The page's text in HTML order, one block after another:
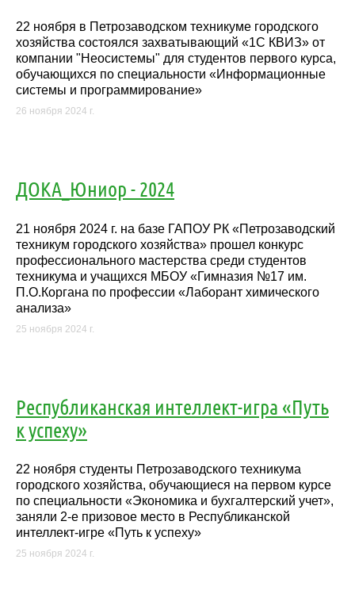
22 ноября в Петрозаводском техникуме городского
хозяйства состоялся захватывающий «1С КВИЗ» от
компании "Неосистемы" для студентов первого курса,
обучающихся по специальности «Информационные
системы и программирование»
26 ноября 2024 г.
ДОКА_Юниор - 2024
21 ноября 2024 г. на базе ГАПОУ РК «Петрозаводский
техникум городского хозяйства» прошел конкурс
профессионального мастерства среди студентов
техникума и учащихся МБОУ «Гимназия №17 им.
П.О.Коргана по профессии «Лаборант химического
анализа»
25 ноября 2024 г.
Республиканская интеллект-игра «Путь
к успеху»
22 ноября студенты Петрозаводского техникума
городского хозяйства, обучающиеся на первом курсе
по специальности «Экономика и бухгалтерский учет»,
заняли 2-е призовое место в Республиканской
интеллект-игре «Путь к успеху»
25 ноября 2024 г.